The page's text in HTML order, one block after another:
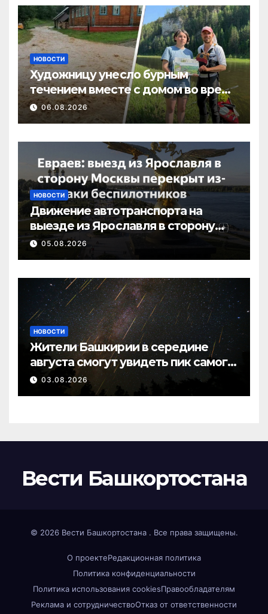
НОВОСТИ
Художницу унесло бурным
течением вместе с домом во время
потопа в Пермском крае
06.08.2026
НОВОСТИ
Движение автотранспорта на
выезде из Ярославля в сторону
Москвы перекрыто в связи с
05.08.2026
НОВОСТИ
Жители Башкирии в середине
августа смогут увидеть пик самого
яркого звездопада года
03.08.2026
Вести Башкортостана
© 2026 Вести Башкортостана . Все права защищены.
О проектеРедакционная политика
Политика конфиденциальности
Политика использования cookiesПравообладателям
Реклама и сотрудничествоОтказ от ответственности